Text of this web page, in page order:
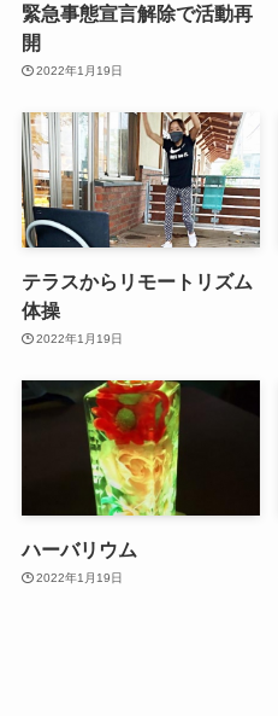
緊急事態宣言解除で活動再
開
2022年1月19日
テラスからリモートリズム
体操
2022年1月19日
ハーバリウム
2022年1月19日